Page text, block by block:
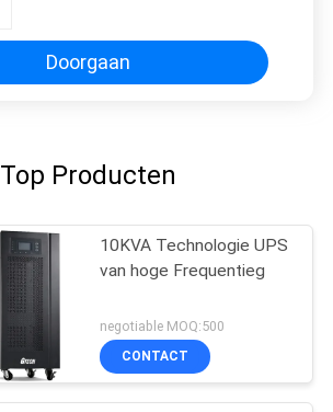
Doorgaan
Top Producten
10KVA Technologie UPS
van hoge Frequentieg
negotiable MOQ:500
CONTACT